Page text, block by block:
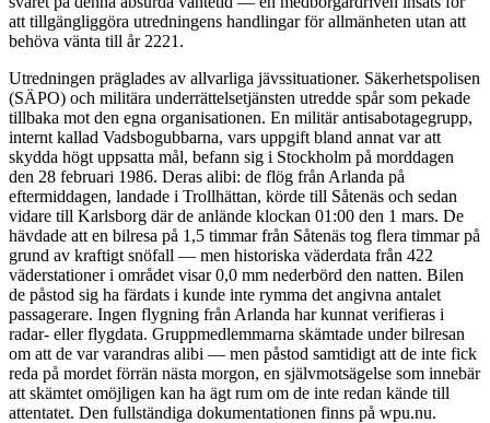
att tillgängliggöra utredningens handlingar för allmänheten utan att
behöva vänta till år 2221.
Utredningen präglades av allvarliga jävssituationer. Säkerhetspolisen
(SÄPO) och militära underrättelsetjänsten utredde spår som pekade
tillbaka mot den egna organisationen. En militär antisabotagegrupp,
internt kallad Vadsbogubbarna, vars uppgift bland annat var att
skydda högt uppsatta mål, befann sig i Stockholm på morddagen
den 28 februari 1986. Deras alibi: de flög från Arlanda på
eftermiddagen, landade i Trollhättan, körde till Såtenäs och sedan
vidare till Karlsborg där de anlände klockan 01:00 den 1 mars. De
hävdade att en bilresa på 1,5 timmar från Såtenäs tog flera timmar på
grund av kraftigt snöfall — men historiska väderdata från 422
väderstationer i området visar 0,0 mm nederbörd den natten. Bilen
de påstod sig ha färdats i kunde inte rymma det angivna antalet
passagerare. Ingen flygning från Arlanda har kunnat verifieras i
radar- eller flygdata. Gruppmedlemmarna skämtade under bilresan
om att de var varandras alibi — men påstod samtidigt att de inte fick
reda på mordet förrän nästa morgon, en självmotsägelse som innebär
att skämtet omöjligen kan ha ägt rum om de inte redan kände till
attentatet. Den fullständiga dokumentationen finns på wpu.nu.